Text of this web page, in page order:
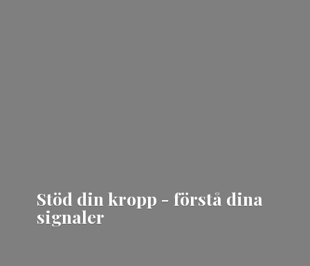
Stöd din kropp - förstå dina
signaler